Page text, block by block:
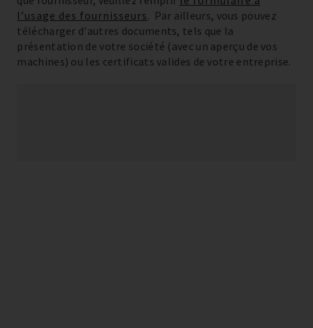
l’usage des fournisseurs. Par ailleurs, vous pouvez
télécharger d'autres documents, tels que la
présentation de votre société (avec un aperçu de vos
machines) ou les certificats valides de votre entreprise.